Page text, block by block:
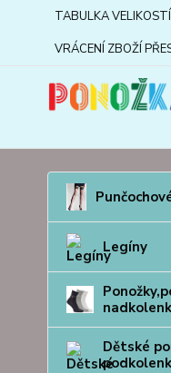
TABULKA
VRÁCENÍ ZBOŽÍ
Legíny
Dětské